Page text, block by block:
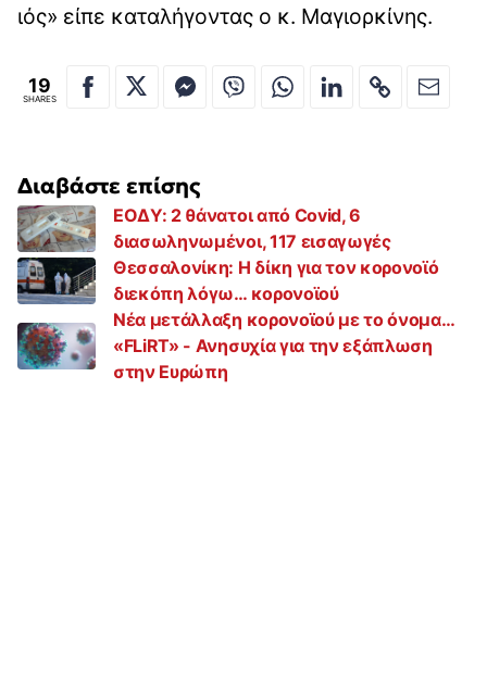
ιός» είπε καταλήγοντας ο κ. Μαγιορκίνης.
19
SHARES
Διαβάστε επίσης
ΕΟΔΥ: 2 θάνατοι από Covid, 6
διασωληνωμένοι, 117 εισαγωγές
Θεσσαλονίκη: Η δίκη για τον κορονοϊό
διεκόπη λόγω… κορονοϊού
Νέα μετάλλαξη κορονοϊού με το όνομα…
«FLiRT» - Ανησυχία για την εξάπλωση
στην Ευρώπη